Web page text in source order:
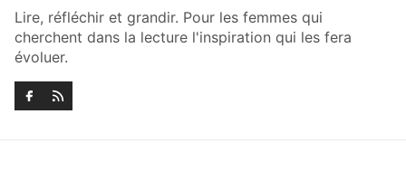
Lire, réfléchir et grandir. Pour les femmes qui
cherchent dans la lecture l'inspiration qui les fera
évoluer.